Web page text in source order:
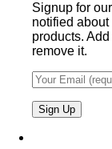
Signup for
notified
products.
remove it.